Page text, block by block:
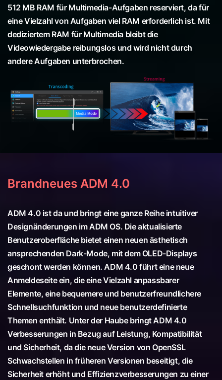
512 MB RAM für Multimedia-Aufgaben reserviert, da für
eine Vielzahl von Aufgaben viel RAM erforderlich ist. Mit
dediziertem RAM für Multimedia bleibt die
Videowiedergabe reibungslos und wird nicht durch
andere Aufgaben unterbrochen.
Brandneues ADM 4.0
ADM 4.0 ist da und bringt eine ganze Reihe intuitiver
Designänderungen im ADM OS. Die aktualisierte
Benutzeroberfläche bietet einen neuen ästhetisch
ansprechenden Dark-Mode, mit dem OLED-Displays
geschont werden können. ADM 4.0 führt eine neue
Anmeldeseite ein, die eine Vielzahl anpassbarer
Elemente, eine bequemere und benutzerfreundlichere
Schnellsuchfunktion und neue benutzerdefinierte
Themen enthält. Unter der Haube bringt ADM 4.0
Verbesserungen in Bezug auf Leistung, Kompatibilität
und Sicherheit, da die neue Version von OpenSSL
Schwachstellen in früheren Versionen beseitigt, die
Sicherheit erhöht und Effizienzverbesserungen zu einer